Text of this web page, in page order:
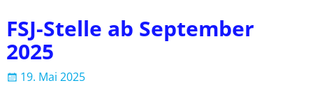
FSJ-Stelle ab September
2025
19. Mai 2025